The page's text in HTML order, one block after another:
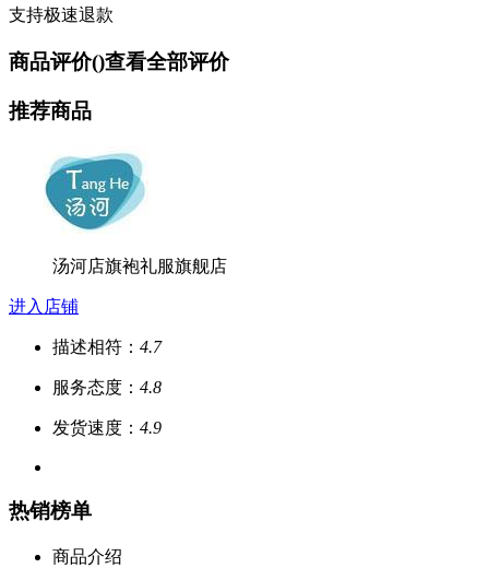
支持极速退款
商品评价()查看全部评价
推荐商品
汤河店旗袍礼服旗舰店
进入店铺
描述相符： 4.7
服务态度： 4.8
发货速度： 4.9
热销榜单
商品介绍